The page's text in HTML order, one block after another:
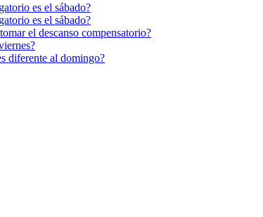
es el sábado?
es el sábado?
el descanso compensatorio?
diferente al domingo?